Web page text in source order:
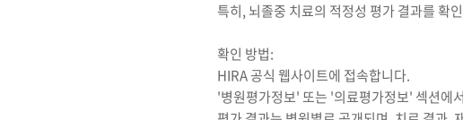
특히, 뇌졸중 치료의 적정성 평가 결과를 확
확인 방법:
HIRA 공식 웹사이트에 접속합니다.
'병원평가정보' 또는 '의료평가정보' 섹션에